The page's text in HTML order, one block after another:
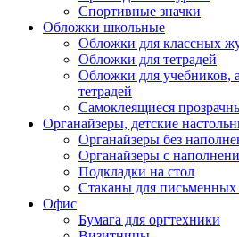
Спортивные значки
Обложки школьные
Обложки для классных
Обложки для тетрадей
Обложки для учебников,
тетрадей
Самоклеящиеся
Органайзеры, детские
Органайзеры без
Органайзеры с
Подкладки на стол
Стаканы для письменных
Офис
Бумага для оргтехники